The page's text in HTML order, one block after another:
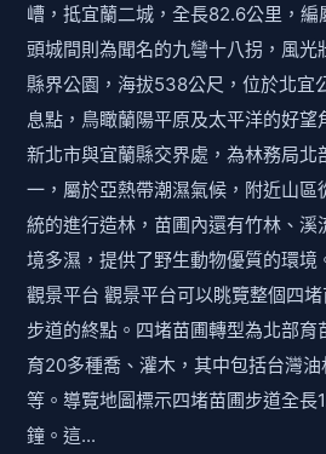
嶆，抵宜蘭二城，全長82.6公里，編
頭城間則為聞名的九彎十八拐，風光
縣界公園，海拔538公尺，位於北宜
息點，鳥瞰蘭陽平原及太平洋的好望
新北市與宜蘭縣交界處，為林務局北
一，屬於亞熱帶潮濕氣候，附近山區
統的進行造林，苗圃內還有竹林、溪
境多濕，提供了野生動物優質的環境
觀景平台 觀景平台可以眺覽整個四
步道的終點。四堵苗圃轉型為北部育
育20多種喬、灌木，其中包括台灣
等。導覽地圖標示四堵苗圃步道全長
鐘。這...